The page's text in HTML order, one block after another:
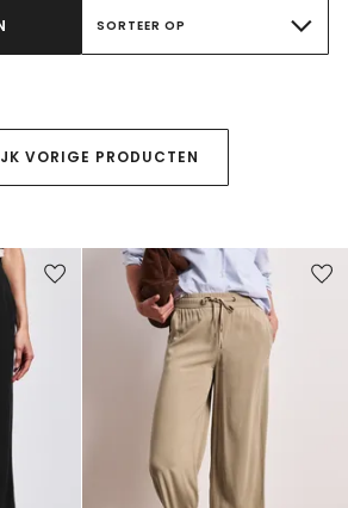
SORTEER OP
VORIGE PRODUCTEN